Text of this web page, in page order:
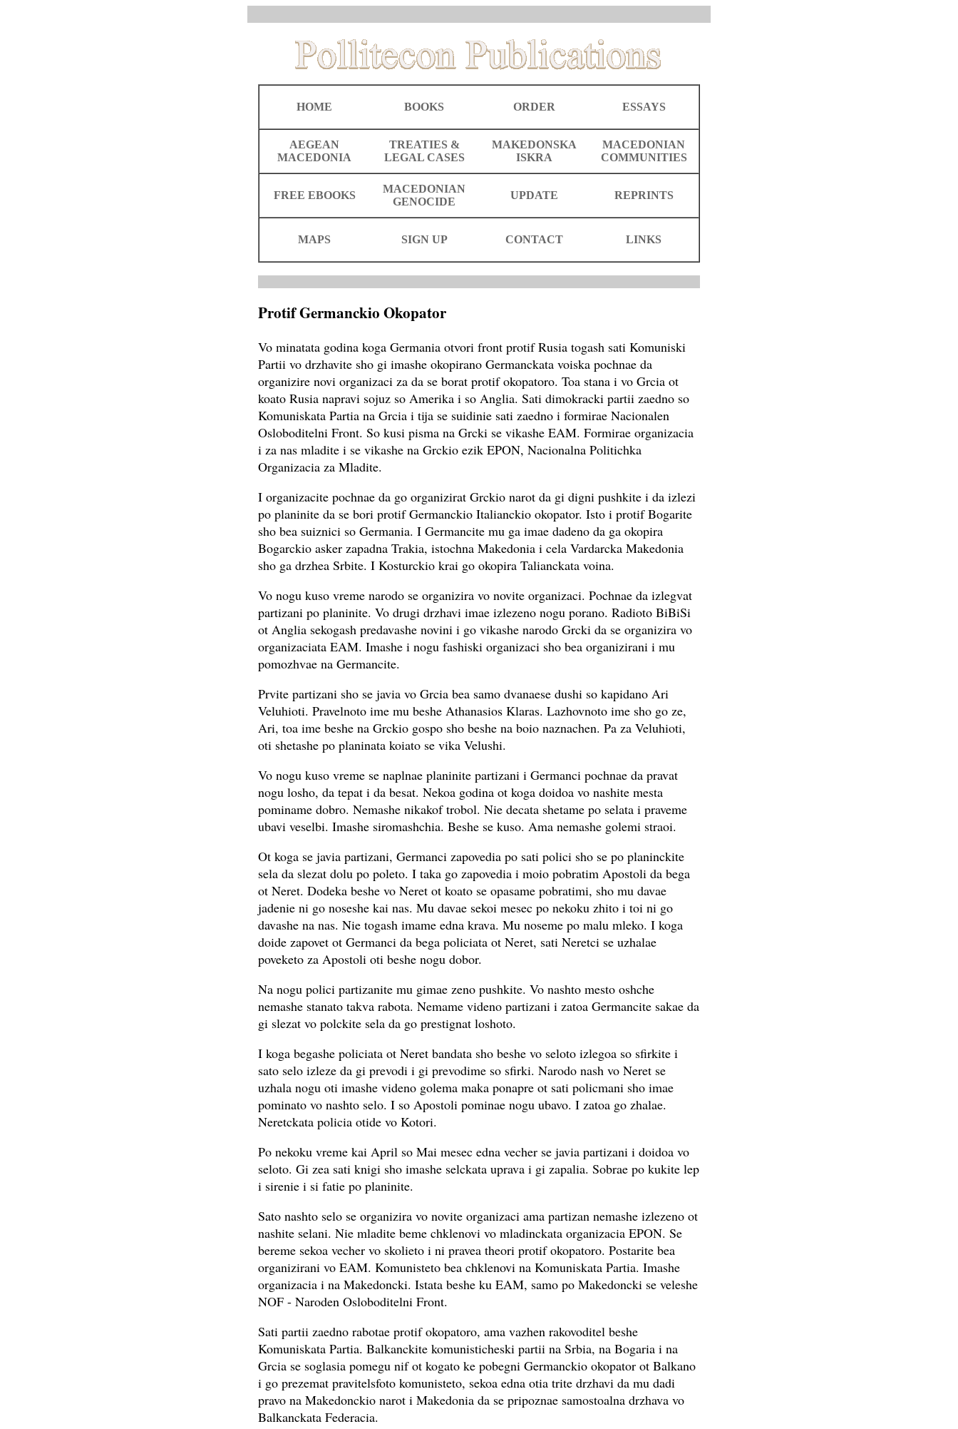
HOME BOOKS ORDER ESSAYS
AEGEAN
MACEDONIA
TREATIES &
LEGAL CASES
MAKEDONSKA
ISKRA
MACEDONIAN
COMMUNITIES
FREE EBOOKS
MACEDONIAN
GENOCIDE
UPDATE REPRINTS
MAPS SIGN UP CONTACT LINKS
Protif Germanckio Okopator
Vo minatata godina koga Germania otvori front protif Rusia togash sati Komuniski
Partii vo drzhavite sho gi imashe okopirano Germanckata voiska pochnae da
organizire novi organizaci za da se borat protif okopatoro. Toa stana i vo Grcia ot
koato Rusia napravi sojuz so Amerika i so Anglia. Sati dimokracki partii zaedno so
Komuniskata Partia na Grcia i tija se suidinie sati zaedno i formirae Nacionalen
Osloboditelni Front. So kusi pisma na Grcki se vikashe EAM. Formirae organizacia
i za nas mladite i se vikashe na Grckio ezik EPON, Nacionalna Politichka
Organizacia za Mladite.
I organizacite pochnae da go organizirat Grckio narot da gi digni pushkite i da izlezi
po planinite da se bori protif Germanckio Italianckio okopator. Isto i protif Bogarite
sho bea suiznici so Germania. I Germancite mu ga imae dadeno da ga okopira
Bogarckio asker zapadna Trakia, istochna Makedonia i cela Vardarcka Makedonia
sho ga drzhea Srbite. I Kosturckio krai go okopira Talianckata voina.
Vo nogu kuso vreme narodo se organizira vo novite organizaci. Pochnae da izlegvat
partizani po planinite. Vo drugi drzhavi imae izlezeno nogu porano. Radioto BiBiSi
ot Anglia sekogash predavashe novini i go vikashe narodo Grcki da se organizira vo
organizaciata EAM. Imashe i nogu fashiski organizaci sho bea organizirani i mu
pomozhvae na Germancite.
Prvite partizani sho se javia vo Grcia bea samo dvanaese dushi so kapidano Ari
Veluhioti. Pravelnoto ime mu beshe Athanasios Klaras. Lazhovnoto ime sho go ze,
Ari, toa ime beshe na Grckio gospo sho beshe na boio naznachen. Pa za Veluhioti,
oti shetashe po planinata koiato se vika Velushi.
Vo nogu kuso vreme se naplnae planinite partizani i Germanci pochnae da pravat
nogu losho, da tepat i da besat. Nekoa godina ot koga doidoa vo nashite mesta
pominame dobro. Nemashe nikakof trobol. Nie decata shetame po selata i praveme
ubavi veselbi. Imashe siromashchia. Beshe se kuso. Ama nemashe golemi straoi.
Ot koga se javia partizani, Germanci zapovedia po sati polici sho se po planinckite
sela da slezat dolu po poleto. I taka go zapovedia i moio pobratim Apostoli da bega
ot Neret. Dodeka beshe vo Neret ot koato se opasame pobratimi, sho mu davae
jadenie ni go noseshe kai nas. Mu davae sekoi mesec po nekoku zhito i toi ni go
davashe na nas. Nie togash imame edna krava. Mu noseme po malu mleko. I koga
doide zapovet ot Germanci da bega policiata ot Neret, sati Neretci se uzhalae
poveketo za Apostoli oti beshe nogu dobor.
Na nogu polici partizanite mu gimae zeno pushkite. Vo nashto mesto oshche
nemashe stanato takva rabota. Nemame videno partizani i zatoa Germancite sakae da
gi slezat vo polckite sela da go prestignat loshoto.
I koga begashe policiata ot Neret bandata sho beshe vo seloto izlegoa so sfirkite i
sato selo izleze da gi prevodi i gi prevodime so sfirki. Narodo nash vo Neret se
uzhala nogu oti imashe videno golema maka ponapre ot sati policmani sho imae
pominato vo nashto selo. I so Apostoli pominae nogu ubavo. I zatoa go zhalae.
Neretckata policia otide vo Kotori.
Po nekoku vreme kai April so Mai mesec edna vecher se javia partizani i doidoa vo
seloto. Gi zea sati knigi sho imashe selckata uprava i gi zapalia. Sobrae po kukite lep
i sirenie i si fatie po planinite.
Sato nashto selo se organizira vo novite organizaci ama partizan nemashe izlezeno ot
nashite selani. Nie mladite beme chklenovi vo mladinckata organizacia EPON. Se
bereme sekoa vecher vo skolieto i ni pravea theori protif okopatoro. Postarite bea
organizirani vo EAM. Komunisteto bea chklenovi na Komuniskata Partia. Imashe
organizacia i na Makedoncki. Istata beshe ku EAM, samo po Makedoncki se veleshe
NOF - Naroden Osloboditelni Front.
Sati partii zaedno rabotae protif okopatoro, ama vazhen rakovoditel beshe
Komuniskata Partia. Balkanckite komunisticheski partii na Srbia, na Bogaria i na
Grcia se soglasia pomegu nif ot kogato ke pobegni Germanckio okopator ot Balkano
i go prezemat pravitelsfoto komunisteto, sekoa edna otia trite drzhavi da mu dadi
pravo na Makedonckio narot i Makedonia da se pripoznae samostoalna drzhava vo
Balkanckata Federacia.